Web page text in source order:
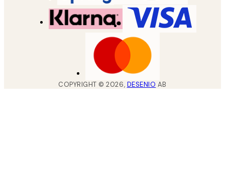
COPYRIGHT ©2026, DESENIO AB